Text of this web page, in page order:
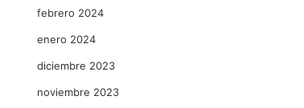
febrero 2024
enero 2024
diciembre 2023
noviembre 2023